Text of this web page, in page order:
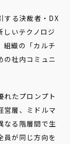
する決裁者・DX
しいテクノロジ
組織の「カルチ
の社内コミュニ
れたプロンプト
営層、ミドルマ
なる階層間で生
員が同じ方向を